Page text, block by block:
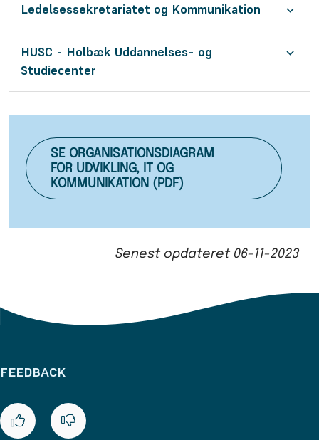
Ledelsessekretariatet og Kommunikation
HUSC - Holbæk Uddannelses- og
Studiecenter
SE ORGANISATIONSDIAGRAM
FOR UDVIKLING, IT OG
KOMMUNIKATION (PDF)
Senest opdateret 06-11-2023
FEEDBACK